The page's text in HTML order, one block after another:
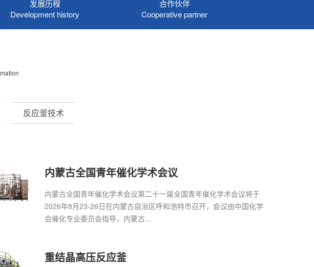
发展历程
Development history
合作伙伴
Cooperative partner
反应釜技术
内蒙古全国青年催化学术会议
内蒙古全国青年催化学术会议第二十一届全国青年催化学术会议将于
2026年8月23-26日在内蒙古自治区呼和浩特市召开，会议由中国化学
会催化专业委员会指导，内蒙古...
重结晶高压反应釜